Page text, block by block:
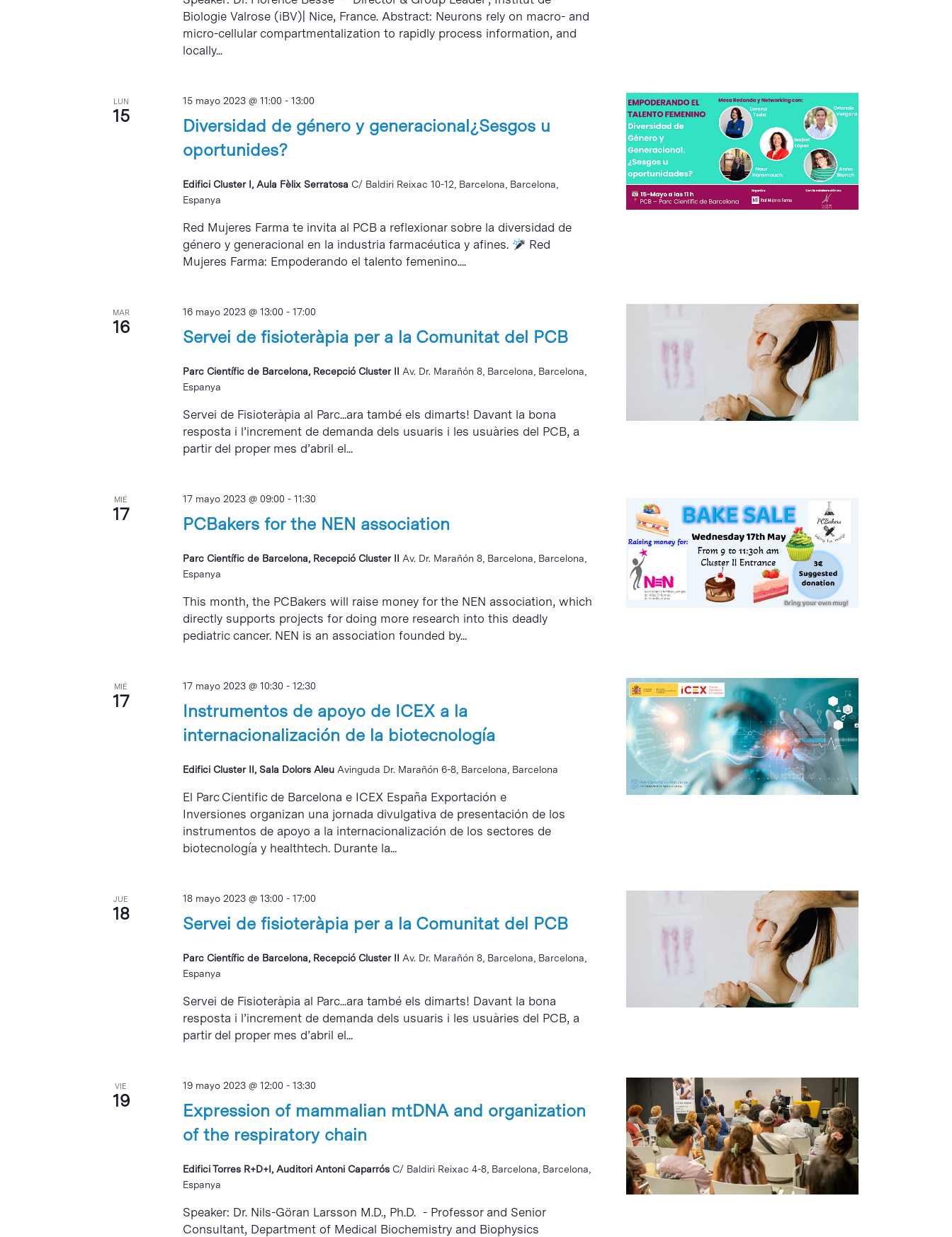
Biologie Valrose (iBV)| Nice, France. Abstract: Neurons rely on macro- and
micro-cellular compartmentalization to rapidly process information, and
locally...
LUN
15
Diversidad de género y generacional¿Sesgos u
oportunides?
15 mayo 2023 @ 11:00- 13:00
Edifici Cluster I, Aula Fèlix Serratosa C/ Baldiri Reixac 10-12, Barcelona, Barcelona,
Espanya
Red Mujeres Farma te invita al PCB a reflexionar sobre la diversidad de
género y generacional en la industria farmacéutica y afines.
Red
Mujeres Farma: Empoderando el talento femenino....
MAR
16 Servei de fisioteràpia per a la Comunitat del PCB
16 mayo 2023 @ 13:00- 17:00
Parc Científic de Barcelona, Recepció Cluster II Av. Dr. Marañón 8, Barcelona, Barcelona,
Espanya
Servei de Fisioteràpia al Parc...ara també els dimarts! Davant la bona
resposta i l’increment de demanda dels usuaris i les usuàries del PCB, a
partir del proper mes d’abril el...
MIÉ
17 PCBakers for the NEN association
17 mayo 2023 @ 09:00- 11:30
Parc Científic de Barcelona, Recepció Cluster II Av. Dr. Marañón 8, Barcelona, Barcelona,
Espanya
This month, the PCBakers will raise money for the NEN association, which
directly supports projects for doing more research into this deadly
pediatric cancer. NEN is an association founded by...
MIÉ
17
Instrumentos de apoyo de ICEX a la
internacionalización de la biotecnología
17 mayo 2023 @ 10:30- 12:30
Edifici Cluster II, Sala Dolors Aleu Avinguda Dr. Marañón 6-8, Barcelona, Barcelona
El Parc Cientific de Barcelona e ICEX España Exportación e
Inversiones organizan una jornada divulgativa de presentación de los
instrumentos de apoyo a la internacionalización de los sectores de
biotecnología y healthtech. Durante la...
JUE
18 Servei de fisioteràpia per a la Comunitat del PCB
18 mayo 2023 @ 13:00- 17:00
Parc Científic de Barcelona, Recepció Cluster II Av. Dr. Marañón 8, Barcelona, Barcelona,
Espanya
Servei de Fisioteràpia al Parc...ara també els dimarts! Davant la bona
resposta i l’increment de demanda dels usuaris i les usuàries del PCB, a
partir del proper mes d’abril el...
VIE
19
Expression of mammalian mtDNA and organization
of the respiratory chain
19 mayo 2023 @ 12:00- 13:30
Edifici Torres R+D+I, Auditori Antoni Caparrós C/ Baldiri Reixac 4-8, Barcelona, Barcelona,
Espanya
Speaker: Dr. Nils-Göran Larsson M.D., Ph.D. - Professor and Senior
Consultant, Department of Medical Biochemistry and Biophysics